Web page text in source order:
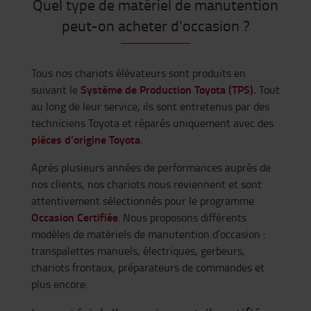
Quel type de matériel de manutention
peut-on acheter d'occasion ?
Tous nos chariots élévateurs sont produits en
suivant le Système de Production Toyota (TPS). Tout
au long de leur service, ils sont entretenus par des
techniciens Toyota et réparés uniquement avec des
pièces d’origine Toyota.
Après plusieurs années de performances auprès de
nos clients, nos chariots nous reviennent et sont
attentivement sélectionnés pour le programme
Occasion Certifiée. Nous proposons différents
modèles de matériels de manutention d’occasion :
transpalettes manuels, électriques, gerbeurs,
chariots frontaux, préparateurs de commandes et
plus encore.